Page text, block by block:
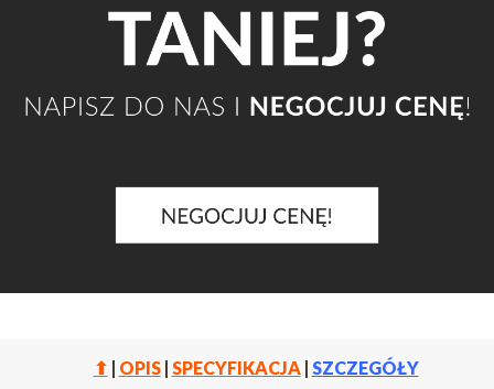
⬆ OPIS| SPECYFIKACJA| SZCZEGÓŁY